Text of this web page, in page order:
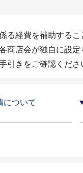
る経費を補助する
商店会が独自に設
きをご確認くださ
について